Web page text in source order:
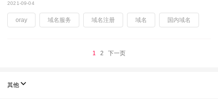
2021-09-04
oray 域名服务 域名注册 域名 国内域名
1 2 下一页
其他 